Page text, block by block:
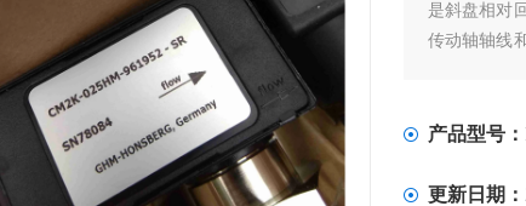
是斜盘相对
传动轴轴线
产品型号：
更新日期：